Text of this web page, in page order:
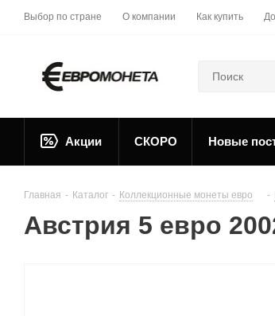
Выбор по стране О компании Как купить
Акции СКОРО Новые
Главная - Каталог - Коллекционные монеты евро -
Австрия 5 евро